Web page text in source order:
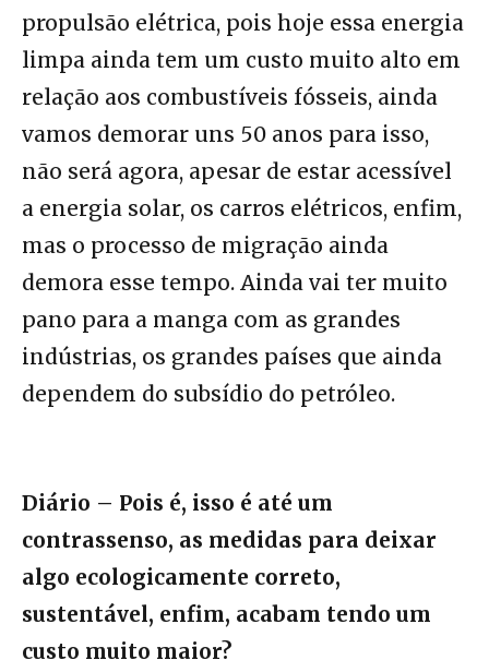
propulsão elétrica, pois hoje essa energia
limpa ainda tem um custo muito alto em
relação aos combustíveis fósseis, ainda
vamos demorar uns 50 anos para isso,
não será agora, apesar de estar acessível
a energia solar, os carros elétricos, enfim,
mas o processo de migração ainda
demora esse tempo. Ainda vai ter muito
pano para a manga com as grandes
indústrias, os grandes países que ainda
dependem do subsídio do petróleo.
Diário – Pois é, isso é até um
contrassenso, as medidas para deixar
algo ecologicamente correto,
sustentável, enfim, acabam tendo um
custo muito maior?